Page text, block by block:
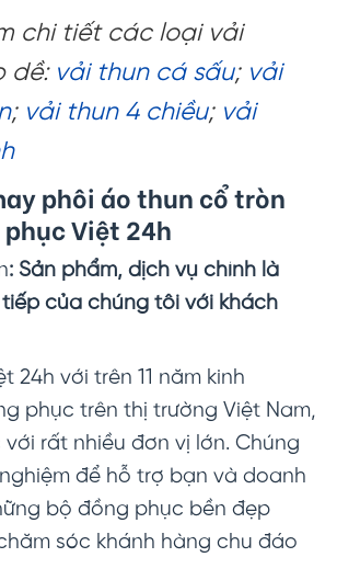
chi tiết các loại vải
dề: vải thun cá sấu; vải
; vải thun 4 chiều; vải
phôi áo thun cổ tròn
Việt 24h
: Sản phẩm, dịch vụ chính là
của chúng tôi với khách
24h với trên 11 năm kinh
phục trên thị trường Việt Nam,
rất nhiều đơn vị lớn. Chúng
để hỗ trợ bạn và doanh
bộ đồng phục bền đẹp
sóc khánh hàng chu đáo